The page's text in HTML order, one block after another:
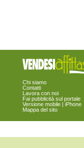
Chi siamo
Contatti
Lavora con noi
Fai pubblicità sul portale
Versione mobile | iPhone
Mappa del sito